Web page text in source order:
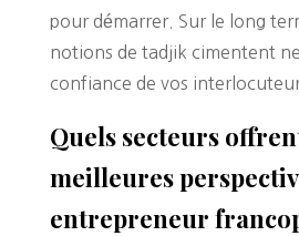
pour démarrer. Sur le long
notions de tadjik cimentent
confiance de vos
Quels secteurs
meilleures
entrepreneur